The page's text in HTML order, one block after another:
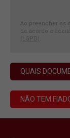
Ao preencher os
de acordo e
(LGPD)
QUAIS
NÃO TEM